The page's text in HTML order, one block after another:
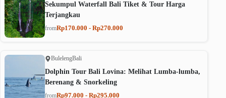
Sekumpul Waterfall Bali Tiket & Tour Harga
Terjangkau
fromRp170.000 - Rp270.000
BulelengBali
Dolphin Tour Bali Lovina: Melihat Lumba-lumba,
Berenang & Snorkeling
fromRp97.000 - Rp295.000